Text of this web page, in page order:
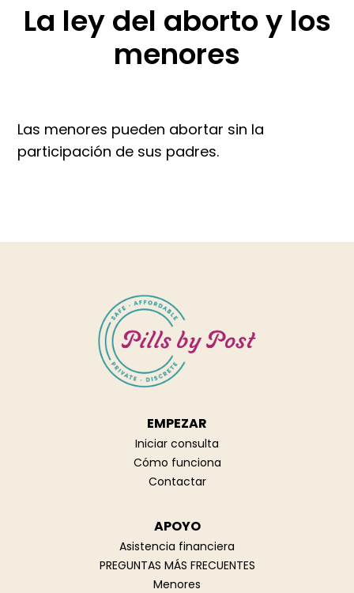
La ley del aborto y los
menores
Las menores pueden abortar sin la
participación de sus padres.
EMPEZAR
Iniciar consulta
Cómo funciona
Contactar
APOYO
Asistencia financiera
PREGUNTAS MÁS FRECUENTES
Menores